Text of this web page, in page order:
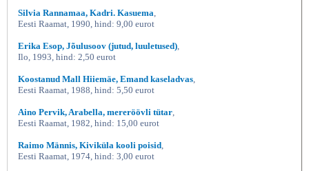
Silvia Rannamaa, Kadri. Kasuema,
Eesti Raamat, 1990, hind: 9,00 eurot
Erika Esop, Jõulusoov (jutud, luuletused),
Ilo, 1993, hind: 2,50 eurot
Koostanud Mall Hiiemäe, Emand kaseladvas,
Eesti Raamat, 1988, hind: 5,50 eurot
Aino Pervik, Arabella, mereröövli tütar,
Eesti Raamat, 1982, hind: 15,00 eurot
Raimo Männis, Kiviküla kooli poisid,
Eesti Raamat, 1974, hind: 3,00 eurot